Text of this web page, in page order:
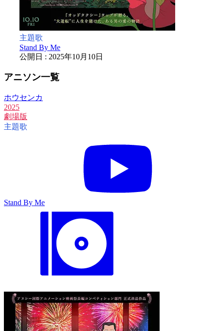
主題歌
Stand By Me
公開日 : 2025年10月10日
アニソン一覧
ホウセンカ
2025
劇場版
主題歌
Stand By Me